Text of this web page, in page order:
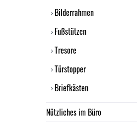
Bilderrahmen
Fußstützen
Tresore
Türstopper
Briefkästen
Nützliches im Büro